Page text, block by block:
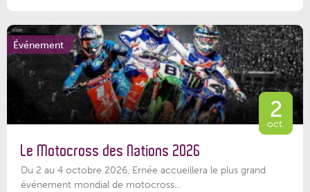
Événement
2
oct.
Le Motocross des Nations 2026
Du 2 au 4 octobre 2026, Ernée accueillera le plus grand
événement mondial de motocross...